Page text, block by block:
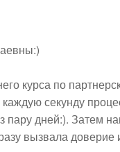
курса по
секунду
дней:). Затем
вызвала